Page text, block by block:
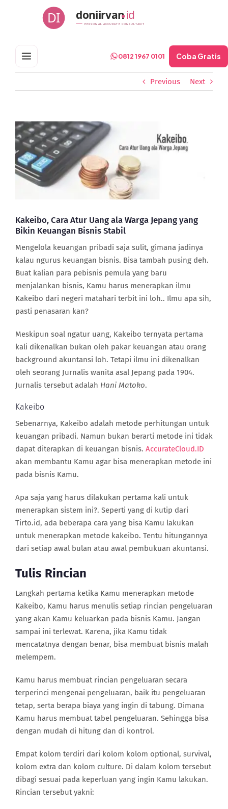
DI doniirvanid
PERSONAL ACCURATE CONSULTANT
0812 1967 0101 Coba Gratis
Previous Next
View
Larger
Image
Kakeibo, Cara Atur Uang ala Warga Jepang yang
Bikin Keuangan Bisnis Stabil
Mengelola keuangan pribadi saja sulit, gimana jadinya
kalau ngurus keuangan bisnis. Bisa tambah pusing deh.
Buat kalian para pebisnis pemula yang baru
menjalankan bisnis, Kamu harus menerapkan ilmu
Kakeibo dari negeri matahari terbit ini loh.. Ilmu apa sih,
pasti penasaran kan?
Meskipun soal ngatur uang, Kakeibo ternyata pertama
kali dikenalkan bukan oleh pakar keuangan atau orang
background akuntansi loh. Tetapi ilmu ini dikenalkan
oleh seorang Jurnalis wanita asal Jepang pada 1904.
Jurnalis tersebut adalah Hani Matoko.
Kakeibo
Sebenarnya, Kakeibo adalah metode perhitungan untuk
keuangan pribadi. Namun bukan berarti metode ini tidak
dapat diterapkan di keuangan bisnis. AccurateCloud.ID
akan membantu Kamu agar bisa menerapkan metode ini
pada bisnis Kamu.
Apa saja yang harus dilakukan pertama kali untuk
menerapkan sistem ini?. Seperti yang di kutip dari
Tirto.id, ada beberapa cara yang bisa Kamu lakukan
untuk menerapkan metode kakeibo. Tentu hitungannya
dari setiap awal bulan atau awal pembukuan akuntansi.
Tulis Rincian
Langkah pertama ketika Kamu menerapkan metode
Kakeibo, Kamu harus menulis setiap rincian pengeluaran
yang akan Kamu keluarkan pada bisnis Kamu. Jangan
sampai ini terlewat. Karena, jika Kamu tidak
mencatatnya dengan benar, bisa membuat bisnis malah
melempem.
Kamu harus membuat rincian pengeluaran secara
terperinci mengenai pengeluaran, baik itu pengeluaran
tetap, serta berapa biaya yang ingin di tabung. Dimana
Kamu harus membuat tabel pengeluaran. Sehingga bisa
dengan mudah di hitung dan di kontrol.
Empat kolom terdiri dari kolom kolom optional, survival,
kolom extra dan kolom culture. Di dalam kolom tersebut
dibagi sesuai pada keperluan yang ingin Kamu lakukan.
Rincian tersebut yakni: